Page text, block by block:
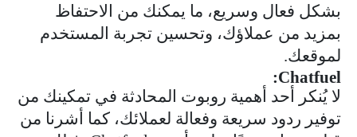
بشكل فعال وسريع، ما يمكنك من الاحتفاظ
بمزيد من عملاؤك، وتحسين تجربة المستخدم
لموقعك.
Chatfuel
:
لا يُنكر أحد أهمية روبوت المحادثة في تمكينك من
توفير ردود سريعة وفعالة لعملائك، كما أشرنا من